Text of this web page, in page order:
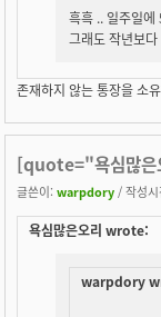
흑흑 .. 일주일에
그래도 작년보
존재하지 않는 통장을 소
[quote="욕심많
글쓴이: warpdory / 작성
욕심많은오리 wrote:
warpdory